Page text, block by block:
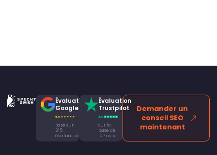
Évaluation
Google
Basé sur
315
évaluations
Évaluation
Trustpilot
Sur la
base de
107 avis
Demander un
conseil SEO
maintenant